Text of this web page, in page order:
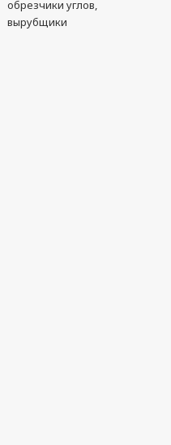
обрезчики углов,
вырубщики